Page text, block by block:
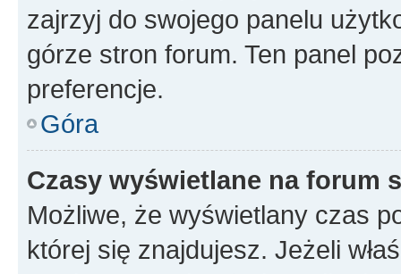
zajrzyj do swojego panelu
górze stron forum. Ten panel
preferencje.
Góra
Czasy wyświetlane na forum
Możliwe, że wyświetlany czas
której się znajdujesz. Jeżeli